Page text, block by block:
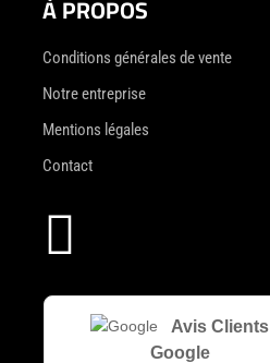
À PROPOS
Conditions générales de vente
Notre entreprise
Mentions légales
Contact

Avis Clients
Google